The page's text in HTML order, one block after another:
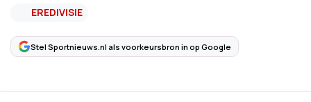
EREDIVISIE
Stel Sportnieuws.nl als voorkeursbron in op Google